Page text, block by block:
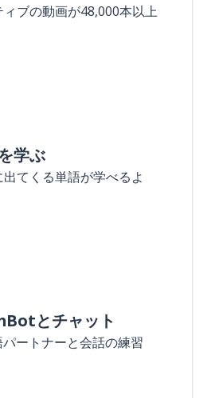
ィブの動画が48,000本以上
学ぶ
てくる単語が学べるよ
とチャット
ートナーと会話の練習